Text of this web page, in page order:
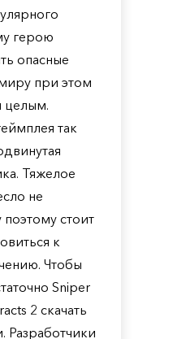
герою
опасные
при этом
целым.
так
Тяжелое
не
стоит
к
Чтобы
Sniper
2 скачать
Разработчики